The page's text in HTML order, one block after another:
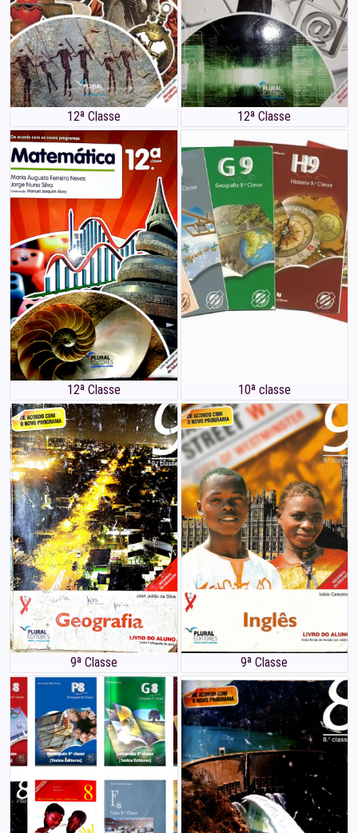
12ª Classe 12ª Classe
12ª Classe 10ª classe
9ª Classe 9ª Classe